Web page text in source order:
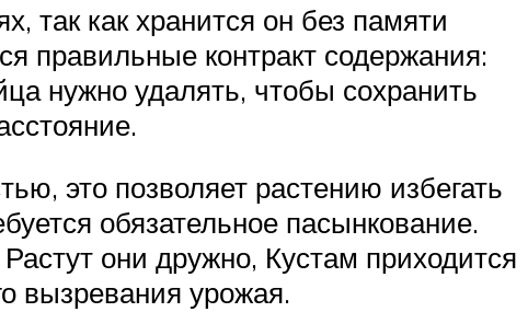
так как хранится он без памяти
правильные контракт содержания:
нужно удалять, чтобы сохранить
это позволяет растению избегать
обязательное пасынкование.
они дружно, Кустам приходится
вызревания урожая.